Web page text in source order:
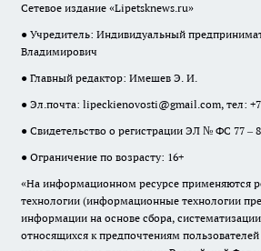
Сетевое издание «Lipetsknews.ru»
● Учредитель: Индивидуальный
Владимирович
● Главный редактор: Имешев Э. И.
● Эл.почта: lipeckienovosti@gmail.com, тел:
● Свидетельство о регистрации ЭЛ № ФС 77 –
● Ограничение по возрасту: 16+
«На информационном ресурсе применяются
технологии (информационные технологии
информации на основе сбора,
относящихся к предпочтениям